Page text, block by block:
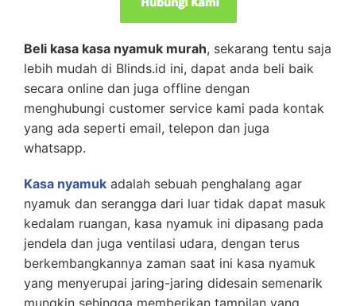
Beli kasa kasa nyamuk murah, sekarang tentu saja
lebih mudah di Blinds.id ini, dapat anda beli baik
secara online dan juga offline dengan
menghubungi customer service kami pada kontak
yang ada seperti email, telepon dan juga
whatsapp.
Kasa nyamuk adalah sebuah penghalang agar
nyamuk dan serangga dari luar tidak dapat masuk
kedalam ruangan, kasa nyamuk ini dipasang pada
jendela dan juga ventilasi udara, dengan terus
berkembangkannya zaman saat ini kasa nyamuk
yang menyerupai jaring-jaring didesain semenarik